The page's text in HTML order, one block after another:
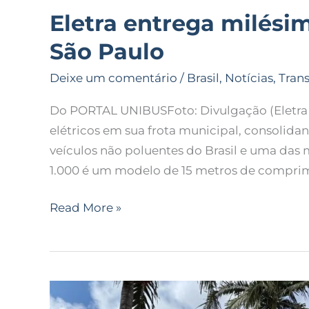
Eletra entrega
São Paulo
Deixe um comentário / Brasil, Notícias,
Do PORTAL UNIBUSFoto: Divulgação
elétricos em sua frota municipal,
veículos não poluentes do Brasil e uma
1.000 é um modelo de 15 metros de
Read More »